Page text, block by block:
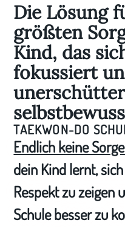
Die Lösung
größten
Kind, das
fokussiert
TAEKWON-DO
Endlich keine
dein Kind lernt,
Respekt zu zeigen
Schule besser zu